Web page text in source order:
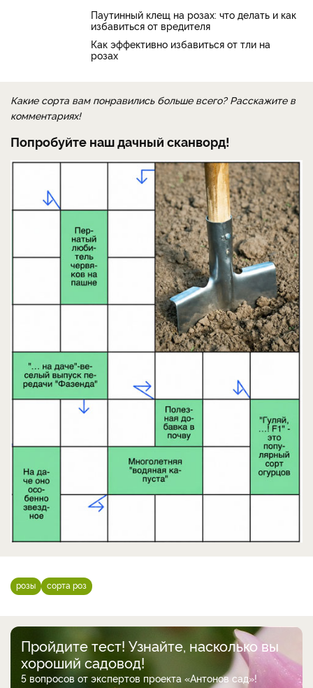
Паутинный клещ на розах: что делать и как
избавиться от вредителя
Как эффективно избавиться от тли на
розах
Какие сорта вам понравились больше всего? Расскажите в
комментариях!
Попробуйте наш дачный сканворд!
розы сорта роз
Пройдите тест! Узнайте, насколько вы
хороший садовод!
5 вопросов от экспертов проекта «Антонов сад»!